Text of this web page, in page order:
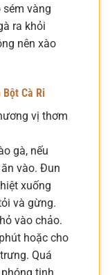
vàng
ra khỏi
nên xào
Cà Ri
vị thơm
gà, nếu
vào. Đun
xuống
và gừng.
vào chảo.
hoặc cho
Quá